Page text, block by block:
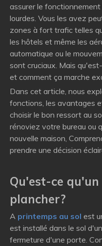
assurer le
lourdes. Vous les avez
zones à fort trafic telles
les hôtels et même les
automatique ou le
sont cruciaux. Mais
et comment ça marche
Dans cet article, nous
fonctions, les avantages
choisir le bon ressort au
rénoviez votre bureau ou
nouvelle maison,
prendre une décision
Qu'est-ce
plancher?
A printemps au sol est
est installé dans le sol
fermeture d'une porte.